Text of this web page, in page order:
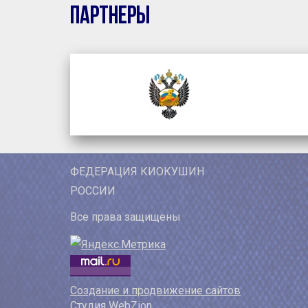
Партнеры
ФЕДЕРАЦИЯ КИОКУШИН
РОССИИ
Все права защищены
Создание и продвижение сайтов